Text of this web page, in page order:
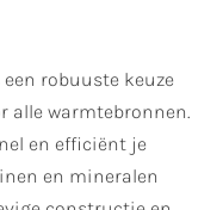
robuuste keuze
alle warmtebronnen.
en efficiënt je
en mineralen